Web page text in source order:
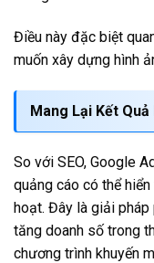
Điều này đặc biệt
muốn xây dựng hình
Mang Lại Kết Quả
So với SEO, Google
quảng cáo có thể
hoạt. Đây là giải pháp
tăng doanh số trong
chương trình khuyến